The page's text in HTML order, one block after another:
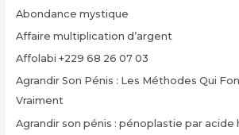
Abondance mystique
Affaire multiplication d’argent
Affolabi +229 68 26 07 03
Agrandir Son Pénis : Les Méthodes Qui
Vraiment
Agrandir son pénis : pénoplastie par acide